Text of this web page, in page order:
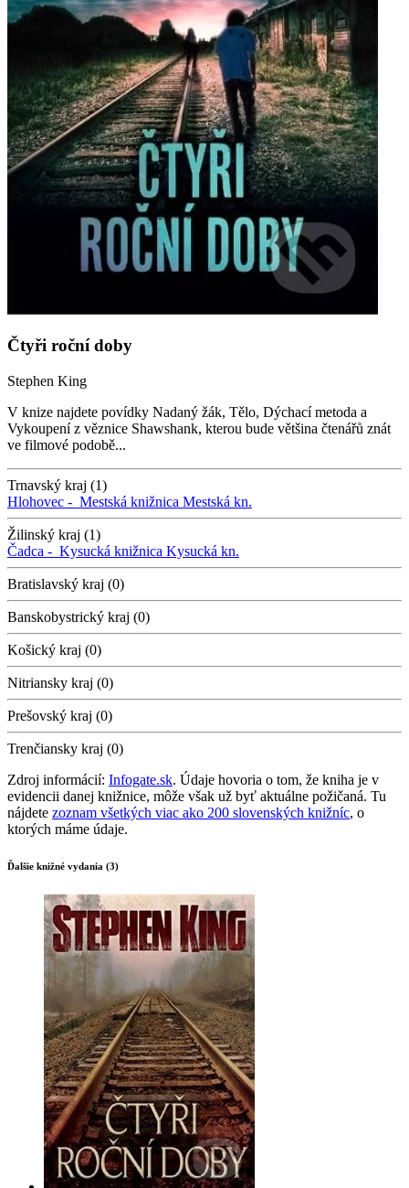
Čtyři roční doby
Stephen King
V knize najdete povídky Nadaný žák, Tělo, Dýchací metoda a
Vykoupení z věznice Shawshank, kterou bude většina čtenářů znát
ve filmové podobě...
Trnavský kraj (1)
Hlohovec - Mestská knižnica Mestská kn.
Žilinský kraj (1)
Čadca - Kysucká knižnica Kysucká kn.
Bratislavský kraj (0)
Banskobystrický kraj (0)
Košický kraj (0)
Nitriansky kraj (0)
Prešovský kraj (0)
Trenčiansky kraj (0)
Zdroj informácií: Infogate.sk. Údaje hovoria o tom, že kniha je v
evidencii danej knižnice, môže však už byť aktuálne požičaná. Tu
nájdete zoznam všetkých viac ako 200 slovenských knižníc, o
ktorých máme údaje.
Ďalšie knižné vydania (3)